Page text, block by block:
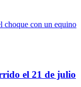
el 21 de julio